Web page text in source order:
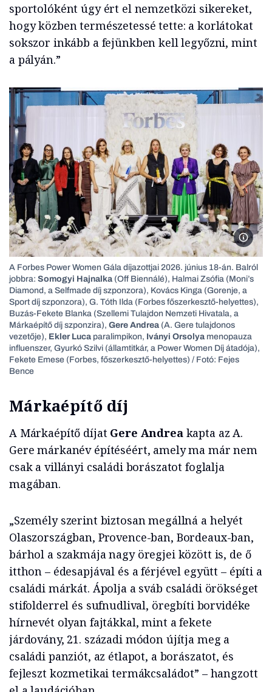
sportolóként úgy ért el nemzetközi sikereket,
hogy közben természetessé tette: a korlátokat
sokszor inkább a fejünkben kell legyőzni, mint
a pályán.”
A
A Forbes Power Women Gála díjazottjai 2026. június 18-án. Balról
jobbra: Somogyi Hajnalka (Off Biennálé), Halmai Zsófia (Moni’s
Diamond, a Selfmade díj szponzora), Kovács Kinga (Gorenje, a
Sport díj szponzora), G. Tóth Ilda (Forbes főszerkesztő-helyettes),
Buzás-Fekete Blanka (Szellemi Tulajdon Nemzeti Hivatala, a
Márkaépítő díj szponzira), Gere Andrea (A. Gere tulajdonos
vezetője), Ekler Luca paralimpikon, Iványi Orsolya menopauza
influenszer, Gyurkó Szilvi (államtitkár, a Power Women Díj átadója),
Fekete Emese (Forbes, főszerkesztő-helyettes) / Fotó: Fejes
Bence
Márkaépítő díj
A Márkaépítő díjat Gere Andrea kapta az A.
Gere márkanév építéséért, amely ma már nem
csak a villányi családi borászatot foglalja
magában.
„Személy szerint biztosan megállná a helyét
Olaszországban, Provence-ban, Bordeaux-ban,
bárhol a szakmája nagy öregjei között is, de ő
itthon – édesapjával és a férjével együtt – építi a
családi márkát. Ápolja a sváb családi örökséget
stifolderrel és sufnudlival, öregbíti borvidéke
hírnevét olyan fajtákkal, mint a fekete
járdovány, 21. századi módon újítja meg a
családi panziót, az étlapot, a borászatot, és
fejleszt kozmetikai termákcsaládot” – hangzott